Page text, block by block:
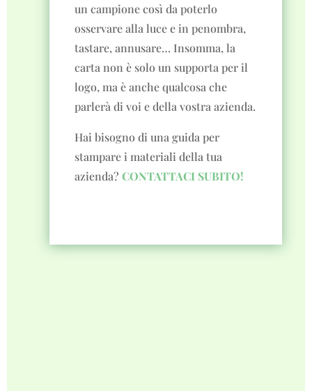
un campione così da poterlo
osservare alla luce e in penombra,
tastare, annusare… Insomma, la
carta non è solo un supporta per il
logo, ma è anche qualcosa che
parlerà di voi e della vostra azienda.
Hai bisogno di una guida per
stampare i materiali della tua
azienda?CONTATTACI SUBITO!